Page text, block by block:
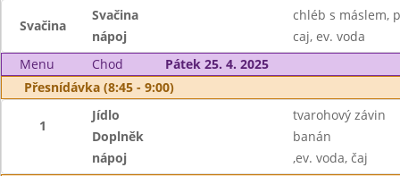
Svačina
Svačina
chléb s máslem,
nápoj
caj, ev. voda
Menu
Chod
Pátek 25. 4. 2025
Přesnídávka (8:45 - 9:00)
1
Jídlo
tvarohový závin
Doplněk
banán
nápoj
,ev. voda, čaj